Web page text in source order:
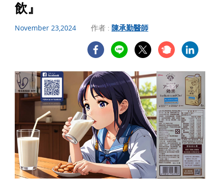
飲』
November 23,2024 作者 : 陳承勤醫師